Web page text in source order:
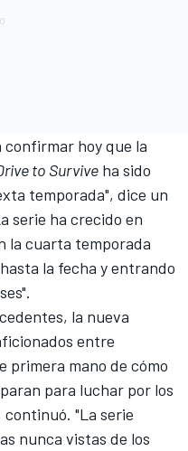
confirmar hoy que la
to Survive ha sido
temporada", dice un
serie ha crecido en
la cuarta temporada
la fecha y entrando
la nueva
entre
primera mano de cómo
para luchar por los
continuó. "La serie
nunca vistas de los